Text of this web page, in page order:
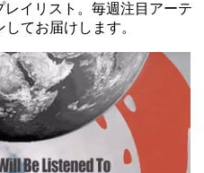
レイリスト。毎週注目アーテ
てお届けします。